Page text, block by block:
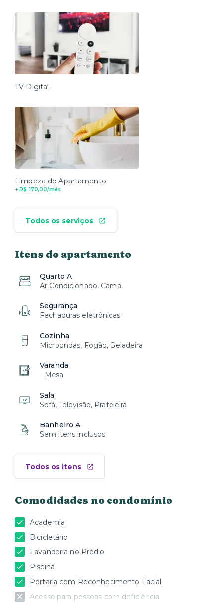
TV Digital
Limpeza do Apartamento
+ R$ 170,00/mês
Todos os serviços
Itens do apartamento
Quarto A
Ar Condicionado, Cama
Segurança
Fechaduras eletrônicas
Cozinha
Microondas, Fogão, Geladeira
Varanda
Mesa
Sala
Sofá, Televisão, Prateleira
Banheiro A
Sem itens inclusos
Todos os itens
Comodidades no condomínio
Academia
Bicicletário
Lavanderia no Prédio
Piscina
Portaria com Reconhecimento Facial
Acesso para pessoas com deficiência